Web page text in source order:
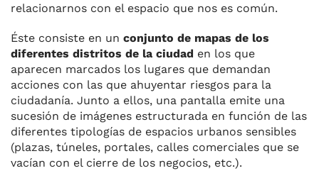
relacionarnos con el espacio que nos es común.
Éste consiste en un conjunto de mapas de los
diferentes distritos de la ciudad en los que
aparecen marcados los lugares que demandan
acciones con las que ahuyentar riesgos para la
ciudadanía. Junto a ellos, una pantalla emite una
sucesión de imágenes estructurada en función de las
diferentes tipologías de espacios urbanos sensibles
(plazas, túneles, portales, calles comerciales que se
vacían con el cierre de los negocios, etc.).